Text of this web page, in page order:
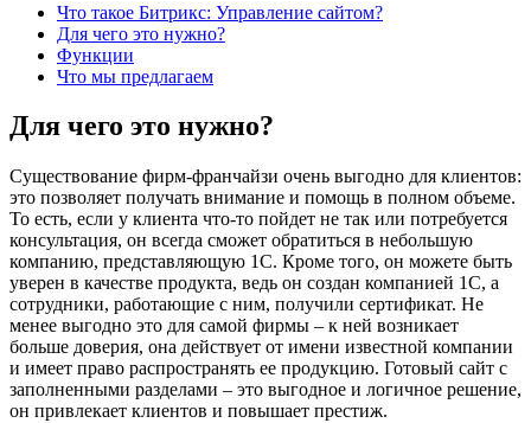
Что такое Битрикс: Управление сайтом?
Для чего это нужно?
Функции
Что мы предлагаем
Для чего это нужно?
Существование фирм-франчайзи очень выгодно для клиентов:
это позволяет получать внимание и помощь в полном объеме.
То есть, если у клиента что-то пойдет не так или потребуется
консультация, он всегда сможет обратиться в небольшую
компанию, представляющую 1С. Кроме того, он можете быть
уверен в качестве продукта, ведь он создан компанией 1С, а
сотрудники, работающие с ним, получили сертификат. Не
менее выгодно это для самой фирмы – к ней возникает
больше доверия, она действует от имени известной компании
и имеет право распространять ее продукцию. Готовый сайт с
заполненными разделами – это выгодное и логичное решение,
он привлекает клиентов и повышает престиж.